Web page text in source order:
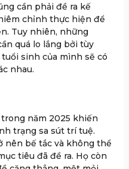
cần phải đề ra kế
chỉnh thực hiện để
Tuy nhiên, những
quá lo lắng bởi tùy
sinh của mình sẽ có
nhau.
năm 2025 khiến
trạng sa sút trí tuệ.
nên bế tắc và không thể
tiêu đã đề ra. Họ còn